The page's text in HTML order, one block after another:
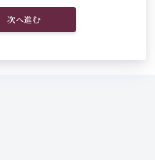
次へ進む